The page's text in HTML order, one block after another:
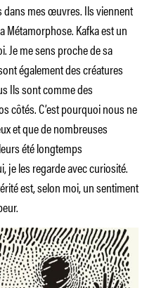
dans mes œuvres. Ils viennent
Kafka est un
Je me sens proche de sa
également des créatures
Ils sont comme des
côtés. C’est pourquoi nous ne
et que de nombreuses
été longtemps
je les regarde avec curiosité.
est, selon moi, un sentiment